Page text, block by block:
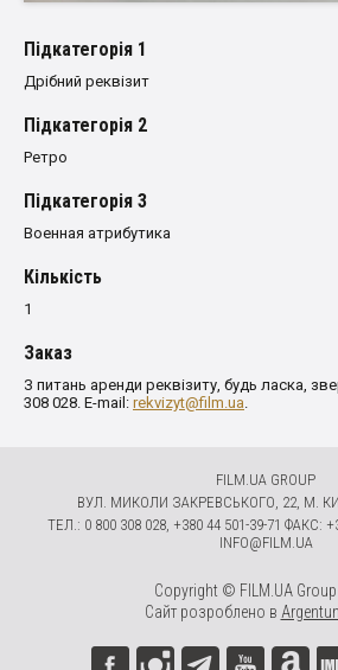
Пiдкатегорiя 1
Дрібний реквізит
Пiдкатегорiя 2
Ретро
Пiдкатегорiя 3
Военная атрибутика
Кількість
1
Заказ
З питань аренди реквізиту, будь ласка,
308 028. E-mail: rekvizyt@film.ua.
FILM.UA GROUP
ВУЛ. МИКОЛИ ЗАКРЕВСЬКОГО, 22, М.
ТЕЛ.: 0 800 308 028, +380 44 501-39-71 ФАКС:
INFO@FILM.UA
Copyright © FILM.UA Group
Сайт розроблено в